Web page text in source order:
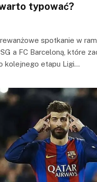
typować?
spotkanie w
a FC Barceloną, które
kolejnego etapu Ligi…